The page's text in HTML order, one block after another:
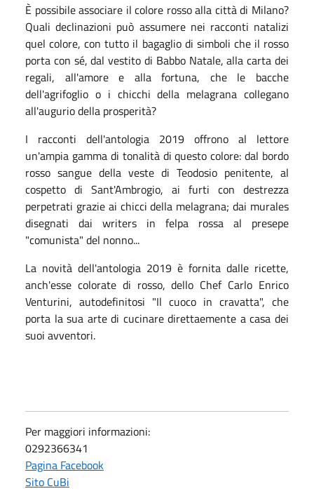
È possibile associare il colore rosso alla città di Milano?
Quali declinazioni può assumere nei racconti natalizi
quel colore, con tutto il bagaglio di simboli che il rosso
porta con sé, dal vestito di Babbo Natale, alla carta dei
regali, all'amore e alla fortuna, che le bacche
dell'agrifoglio o i chicchi della melagrana collegano
all'augurio della prosperità?
I racconti dell'antologia 2019 offrono al lettore
un'ampia gamma di tonalità di questo colore: dal bordo
rosso sangue della veste di Teodosio penitente, al
cospetto di Sant'Ambrogio, ai furti con destrezza
perpetrati grazie ai chicci della melagrana; dai murales
disegnati dai writers in felpa rossa al presepe
"comunista" del nonno...
La novità dell'antologia 2019 è fornita dalle ricette,
anch'esse colorate di rosso, dello Chef Carlo Enrico
Venturini, autodefinitosi "Il cuoco in cravatta", che
porta la sua arte di cucinare direttaemente a casa dei
suoi avventori.
Per maggiori informazioni:
0292366341
Pagina Facebook
Sito CuBi